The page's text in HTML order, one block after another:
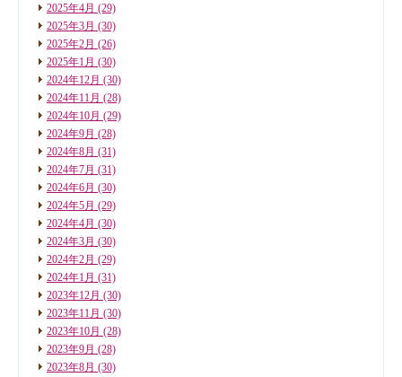
2025年4月 (29)
2025年3月 (30)
2025年2月 (26)
2025年1月 (30)
2024年12月 (30)
2024年11月 (28)
2024年10月 (29)
2024年9月 (28)
2024年8月 (31)
2024年7月 (31)
2024年6月 (30)
2024年5月 (29)
2024年4月 (30)
2024年3月 (30)
2024年2月 (29)
2024年1月 (31)
2023年12月 (30)
2023年11月 (30)
2023年10月 (28)
2023年9月 (28)
2023年8月 (30)